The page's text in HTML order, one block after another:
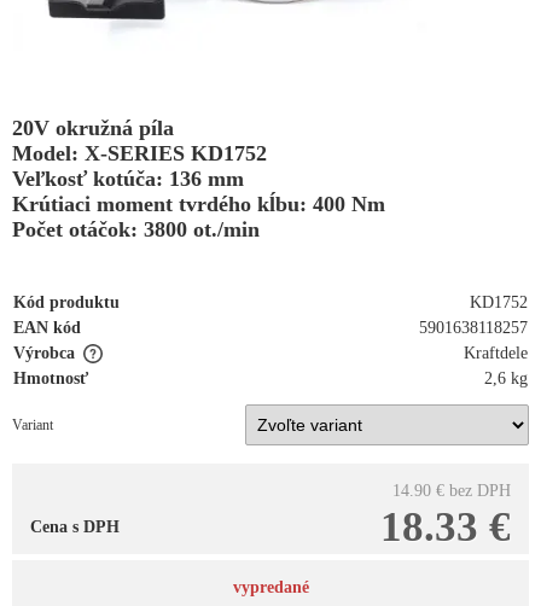
20V okružná píla
Model: X-SERIES KD1752
Veľkosť kotúča: 136 mm
Krútiaci moment tvrdého kĺbu: 400 Nm
Počet otáčok: 3800 ot./min
Kód produktu
KD1752
EAN kód
5901638118257
Výrobca
Kraftdele
Hmotnosť
2,6 kg
Variant
14.90 € bez DPH
18.33 €
Cena s DPH
vypredané